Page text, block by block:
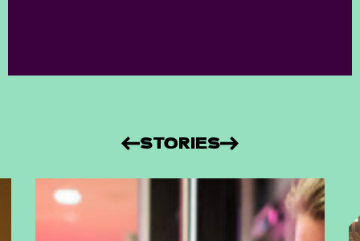
STORIES